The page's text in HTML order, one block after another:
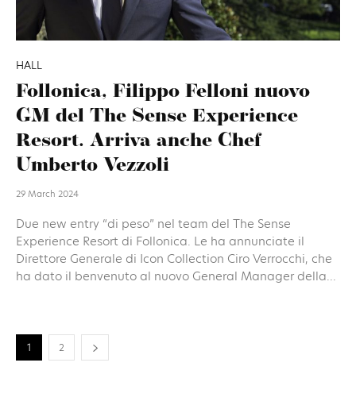
HALL
Follonica, Filippo Felloni nuovo
GM del The Sense Experience
Resort. Arriva anche Chef
Umberto Vezzoli
29 March 2024
Due new entry “di peso” nel team del The Sense
Experience Resort di Follonica. Le ha annunciate il
Direttore Generale di Icon Collection Ciro Verrocchi, che
ha dato il benvenuto al nuovo General Manager della...
1 2